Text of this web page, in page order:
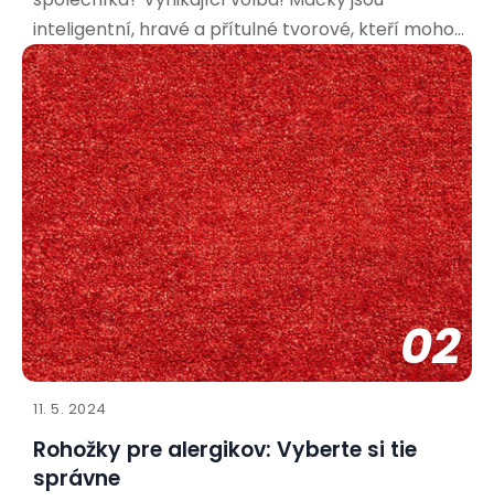
inteligentní, hravé a přítulné tvorové, kteří mohou
přinést do vašeho života spoustu radosti. Aby bylo
soužití co nejpříjemnější pro vás i vašeho nového
spolubydlícího, je důležité připravit se a vytvořit
mu vhodné
02
11. 5. 2024
Rohožky pre alergikov: Vyberte si tie
správne